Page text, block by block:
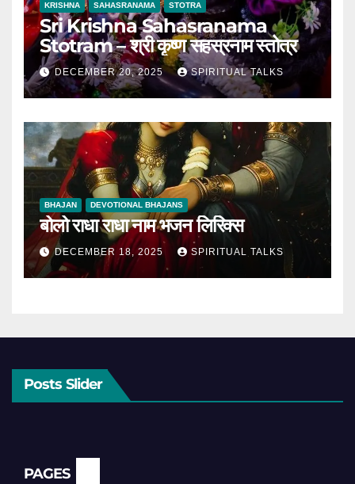
KRISHNA SAHASRANAMA STOTRA
Sri Krishna Sahasranama
Stotram – श्री कृष्ण सहस्रनाम स्तोत्र
DECEMBER 20, 2025 SPIRITUAL TALKS
BHAJAN DEVOTIONAL BHAJANS
बोलो राधा राधा नाम भजन लिरिक्स
DECEMBER 18, 2025 SPIRITUAL TALKS
Posts Slider
PAGES